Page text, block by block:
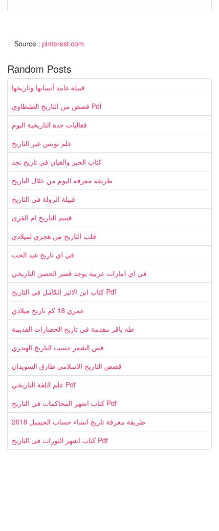
Source : pinterest.com
Random Posts
قبيلة غامد أنسابها وتاريخها
قصص من التاريخ الطنطاوي Pdf
فعاليات جدة التاريخية اليوم
علم تونس عبر التاريخ
كتاب الخبر والعيان في تاريخ نجد
طريقة معرفة اليوم من خلال التاريخ
قبيلة الرولة في التاريخ
قسم التاريخ ام القرى
قلب التاريخ من هجري لميلادي
في اي تاريخ عيد الحب
في اي امارات عربية يوجد قصر الحصن التاريخي
كتاب ابن الاثير الكامل في التاريخ Pdf
عمري 18 كم تاريخ ميلادي
طه باقر مقدمة في تاريخ الحضارات القديمة
قص الشعر حسب التاريخ الهجري
قصص التاريخ الاسلامي طارق السويدان
علم اللغة التاريخي Pdf
كتاب اشهر المحاكمات في التاريخ Pdf
طريقة معرفة تاريخ انشاء حساب الجيميل 2018
كتاب اشهر الثورات فى التاريخ Pdf